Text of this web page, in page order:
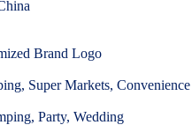
Brand Logo
Super Markets, Convenience
Party, Wedding